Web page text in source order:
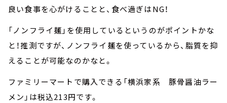
良い食事を心がけることと、食べ過ぎはNG！
「ノンフライ麺」を使用しているというのがポイントかな
と！推測ですが、ノンフライ麺を使っているから、脂質を抑
えることが可能なのかなと。
ファミリーマートで購入できる「横浜家系 豚骨醤油ラー
メン」は税込213円です。